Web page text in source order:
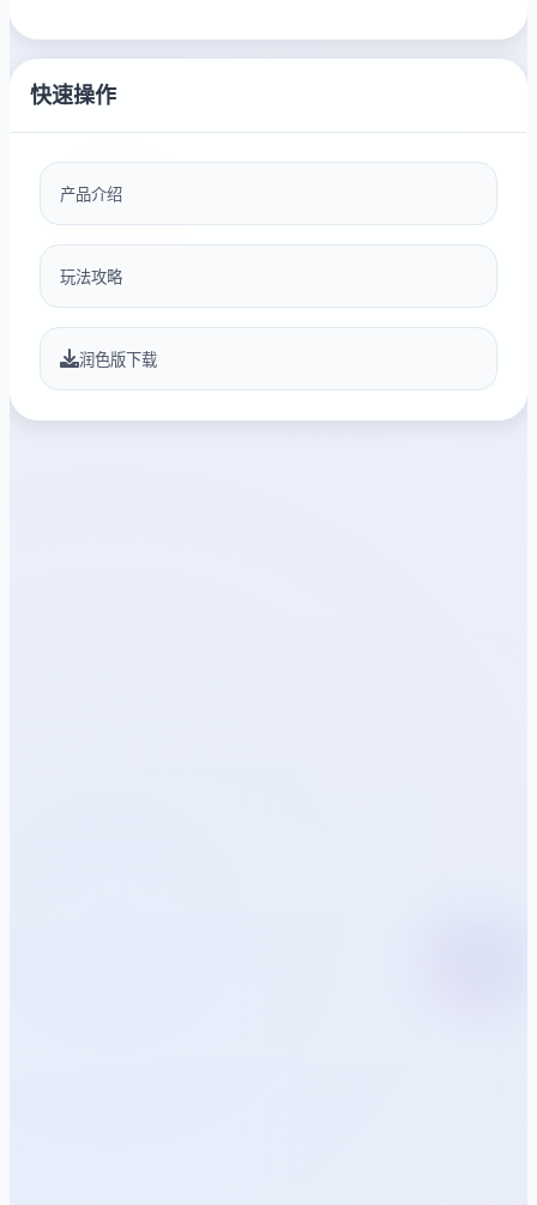
快速操作
产品介绍
玩法攻略
润色版下载